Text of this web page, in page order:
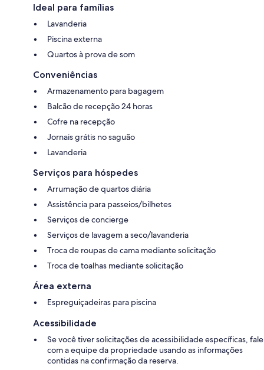
Ideal para famílias
Lavanderia
Piscina externa
Quartos à prova de som
Conveniências
Armazenamento para bagagem
Balcão de recepção 24 horas
Cofre na recepção
Jornais grátis no saguão
Lavanderia
Serviços para hóspedes
Arrumação de quartos diária
Assistência para passeios/bilhetes
Serviços de concierge
Serviços de lavagem a seco/lavanderia
Troca de roupas de cama mediante solicitação
Troca de toalhas mediante solicitação
Área externa
Espreguiçadeiras para piscina
Acessibilidade
Se você tiver solicitações de acessibilidade específicas, fale
com a equipe da propriedade usando as informações
contidas na confirmação da reserva.